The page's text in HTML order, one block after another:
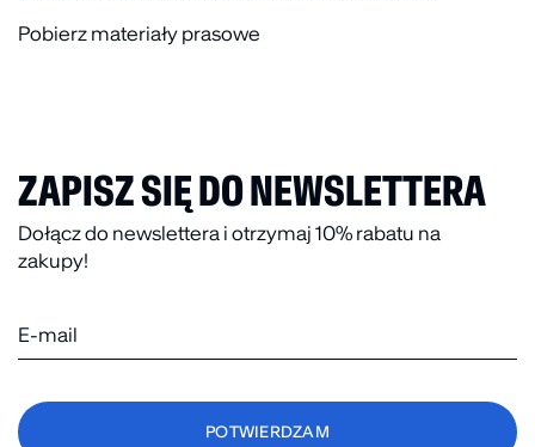
Pobierz materiały prasowe
ZAPISZ SIĘ DO NEWSLETTERA
Dołącz do newslettera i otrzymaj 10% rabatu na
zakupy!